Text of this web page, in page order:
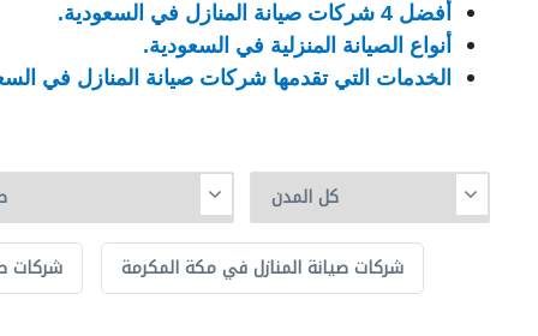
أفضل 4 شركات صيانة المنازل في السعودية.
أنواع الصيانة المنزلية في السعودية.
الخدمات التي تقدمها شركات صيانة المنازل في
شركات شركات صيانة المنازل في مكة المكرمة